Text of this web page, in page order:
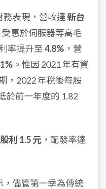
務表現，營收達新台
受惠於伺服器等高毛
率提升至 4.8% ，營
。惟因 2021 年有資
，2022 年稅後每股
於前一年度的 1.82
利 1.5 元 ，配發率達
，儘管第一季為傳統